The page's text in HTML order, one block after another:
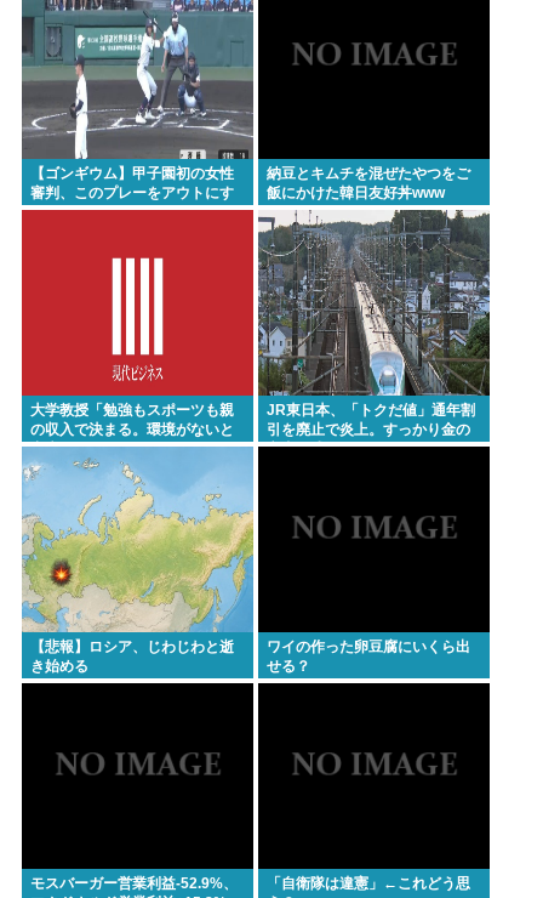
【ゴンギウム】甲子園初の女性
審判、このプレーをアウトにす
るwww
納豆とキムチを混ぜたやつをご
飯にかけた韓日友好丼www
大学教授「勉強もスポーツも親
の収入で決まる。環境がないと
出来るわけがない」
JR東日本、「トクだ値」通年割
引を廃止で炎上。すっかり金の
亡者と成り下がったな
【悲報】ロシア、じわじわと逝
き始める
ワイの作った卵豆腐にいくら出
せる？
モスバーガー営業利益-52.9%、
「自衛隊は違憲」←これどう思